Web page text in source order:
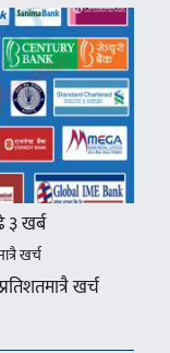
३ खर्ब
खर्च